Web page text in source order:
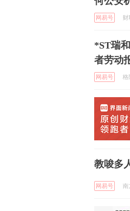
网易号
*ST瑞
者劳动
网易号 格
教唆多
网易号